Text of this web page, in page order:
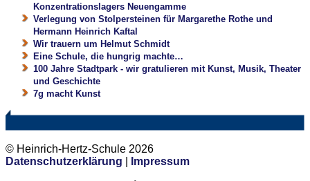
Konzentrationslagers Neuengamme
Verlegung von Stolpersteinen für Margarethe Rothe und
Hermann Heinrich Kaftal
Wir trauern um Helmut Schmidt
Eine Schule, die hungrig machte…
100 Jahre Stadtpark - wir gratulieren mit Kunst, Musik, Theater
und Geschichte
7g macht Kunst
© Heinrich-Hertz-Schule 2026
Datenschutzerklärung
Impressum